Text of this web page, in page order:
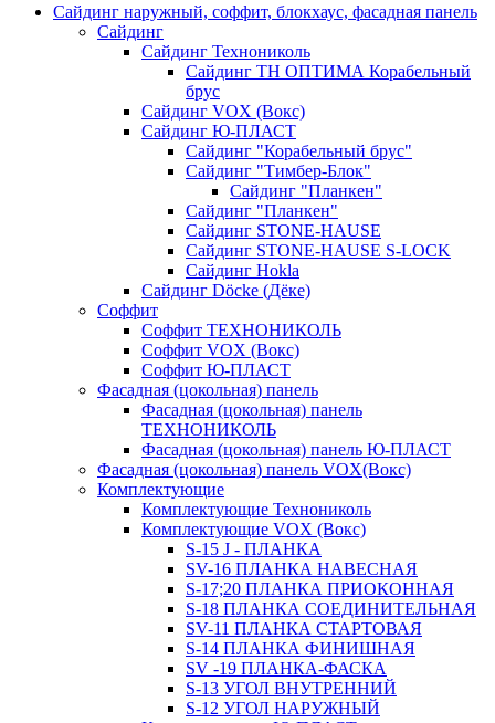
Сайдинг наружный, соффит, блокхаус, фасадная панель
Сайдинг
Сайдинг Технониколь
Сайдинг ТН ОПТИМА Корабельный
брус
Сайдинг VOX (Вокс)
Сайдинг Ю-ПЛАСТ
Сайдинг "Корабельный брус"
Сайдинг "Тимбер-Блок"
Сайдинг "Планкен"
Сайдинг "Планкен"
Сайдинг STONE-HAUSE
Сайдинг STONE-HAUSE S-LOCK
Сайдинг Hokla
Сайдинг Döcke (Дёке)
Соффит
Соффит ТЕХНОНИКОЛЬ
Соффит VOX (Вокс)
Соффит Ю-ПЛАСТ
Фасадная (цокольная) панель
Фасадная (цокольная) панель
ТЕХНОНИКОЛЬ
Фасадная (цокольная) панель Ю-ПЛАСТ
Фасадная (цокольная) панель VOX(Вокс)
Комплектующие
Комплектующие Технониколь
Комплектующие VOX (Вокс)
S-15 J - ПЛАНКА
SV-16 ПЛАНКА НАВЕСНАЯ
S-17;20 ПЛАНКА ПРИОКОННАЯ
S-18 ПЛАНКА СОЕДИНИТЕЛЬНАЯ
SV-11 ПЛАНКА СТАРТОВАЯ
S-14 ПЛАНКА ФИНИШНАЯ
SV -19 ПЛАНКА-ФАСКА
S-13 УГОЛ ВНУТРЕННИЙ
S-12 УГОЛ НАРУЖНЫЙ